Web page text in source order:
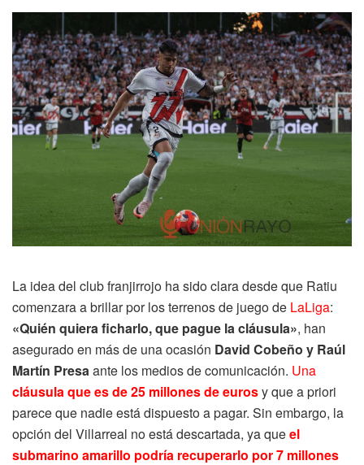
La idea del club franjirrojo ha sido clara desde que Ratiu
comenzara a brillar por los terrenos de juego de LaLiga:
«Quién quiera ficharlo, que pague la cláusula», han
asegurado en más de una ocasión David Cobeño y Raúl
Martín Presaante los medios de comunicación. Una
cláusula que es de 25 millones de eurosy que a priori
parece que nadie está dispuesto a pagar. Sin embargo, la
opción del Villarreal no está descartada, ya queel
submarino amarillo podría recuperarlo por 7 millones